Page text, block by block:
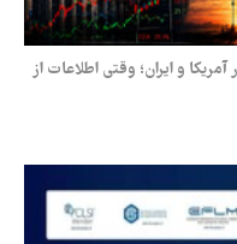
و ایران؛ وقتی اطلاعات از